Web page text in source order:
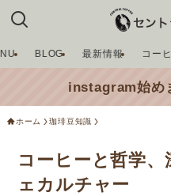
BLOG 最新情報 コー
instagram始め
ホーム 珈琲豆知識
コーヒーと哲学
ェカルチャー